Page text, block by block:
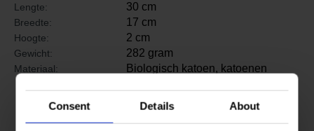
Consent Details About
Lengte: 30 cm
Breedte: 17 cm
Hoogte: 2 cm
Gewicht: 282 gram
Materiaal:
Biologisch katoen, katoenen